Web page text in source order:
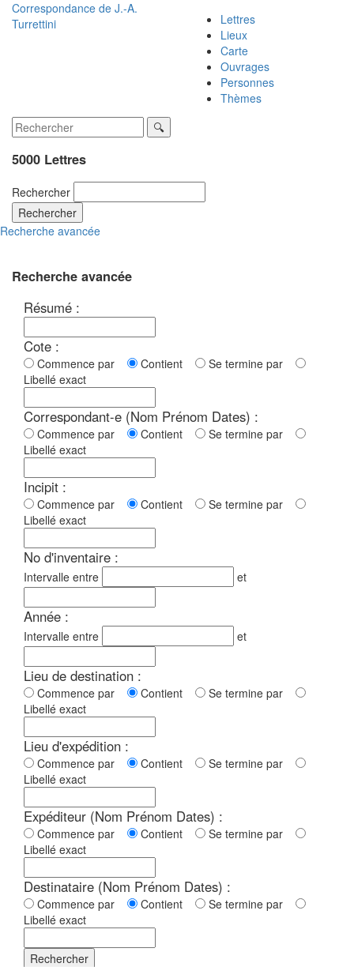
Correspondance de J.-A.
Turrettini
Lettres
Lieux
Carte
Ouvrages
Personnes
Thèmes
5000 Lettres
Rechercher
Rechercher
Recherche avancée
Recherche avancée
Résumé :
Cote :
Commence par Contient
Se termine par
Libellé exact
Correspondant-e (Nom Prénom Dates) :
Commence par Contient
Se termine par
Libellé exact
Incipit :
Commence par Contient
Se termine par
Libellé exact
No d'inventaire :
Intervalle entre et
Année :
Intervalle entre et
Lieu de destination :
Commence par Contient
Se termine par
Libellé exact
Lieu d'expédition :
Commence par Contient
Se termine par
Libellé exact
Expéditeur (Nom Prénom Dates) :
Commence par Contient
Se termine par
Libellé exact
Destinataire (Nom Prénom Dates) :
Commence par Contient
Se termine par
Libellé exact
Rechercher